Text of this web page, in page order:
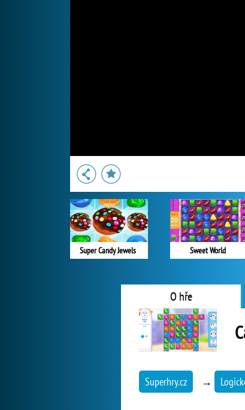
Super Candy Jewels Sweet World
O hře
Superhry.cz →